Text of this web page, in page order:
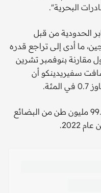
البحرية".
الحدودية من قبل
ما أدى إلى تراجع قدره
مقارنة بنوفمبر تشرين
سفيريدينكو أن
وأضافت أن أوكرانيا صدرت إجمالا 99.8 مليون طن من البضائع